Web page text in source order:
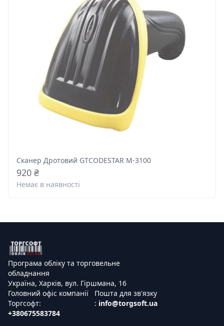
Сканер Дротовий GTCODESTAR M-3100
920 ₴
Немає в наявності
Програма обліку та торговельне
обладнання
Україна, Харків, вул. Гіршмана, 16
Головний офіс компанії
Торгсофт:
+380675583784
Пошта для зв'язку
: info@torgsoft.ua